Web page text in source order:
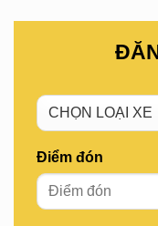
Điểm đón